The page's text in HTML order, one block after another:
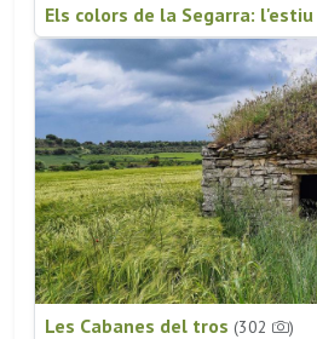
Els colors de la Segarra: l'estiu
Les Cabanes del tros (302 )